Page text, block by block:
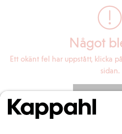
Något
Ett okänt fel har uppstått, klicka
sidan.